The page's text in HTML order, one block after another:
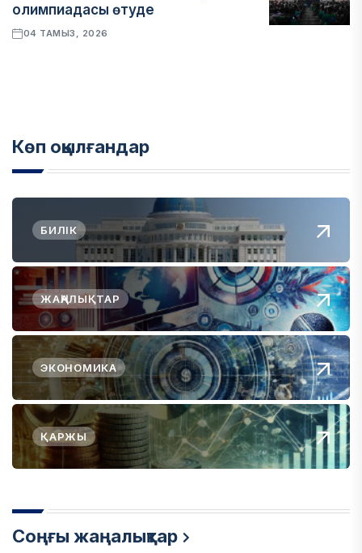
олимпиадасы өтуде
04 ТАМЫЗ, 2026
Көп оқылғандар
БИЛІК
ЖАҢАЛЫҚТАР
ЭКОНОМИКА
ҚАРЖЫ
Соңғы жаңалықтар